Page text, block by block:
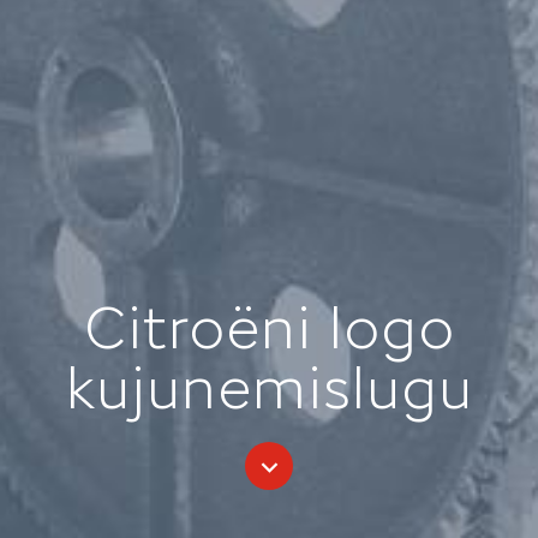
Citroëni logo
kujunemislugu